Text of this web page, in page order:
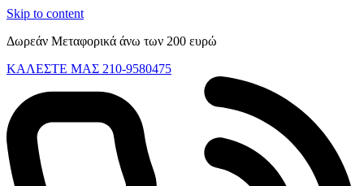
Skip to content
Δωρεάν Μεταφορικά άνω των 200 ευρώ
ΚΑΛΕΣΤΕ ΜΑΣ 210-9580475